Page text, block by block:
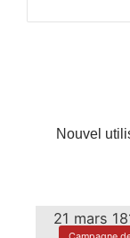
Nouvel
21 mars